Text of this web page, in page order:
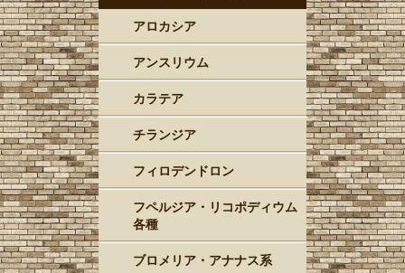
アロカシア
アンスリウム
カラテア
チランジア
フィロデンドロン
フペルジア・リコポディウム
各種
ブロメリア・アナナス系